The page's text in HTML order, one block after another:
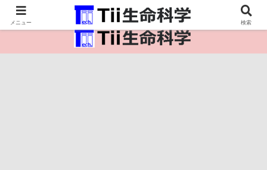
医療保健・生命・生物の情報インフラ。
メニュー 検索